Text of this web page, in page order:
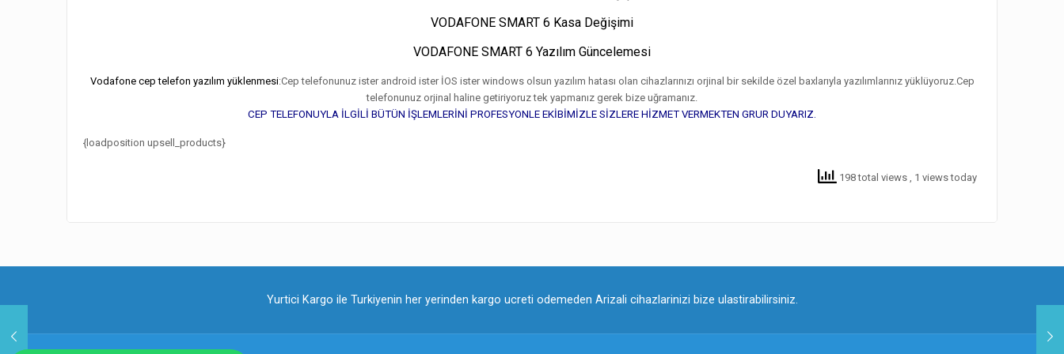
VODAFONE SMART 6 Kasa Değişimi
VODAFONE SMART 6 Yazılım Güncelemesi
Vodafone cep telefon yazılım yüklenmesi:Cep telefonunuz ister android ister İOS ister windows olsun yazılım hatası olan cihazlarınızı orjinal bir sekilde özel baxlarıyla yazılımlarınız yüklüyoruz.Cep
telefonunuz orjinal haline getiriyoruz tek yapmanız gerek bize uğramanız.
CEP TELEFONUYLA İLGİLİ BÜTÜN İŞLEMLERİNİ PROFESYONLE EKİBİMİZLE SİZLERE HİZMET VERMEKTEN GRUR DUYARIZ.
{loadposition upsell_products}
198 total views , 1 views today
Yurtici Kargo ile Turkiyenin her yerinden kargo ucreti odemeden Arizali cihazlarinizi bize ulastirabilirsiniz.